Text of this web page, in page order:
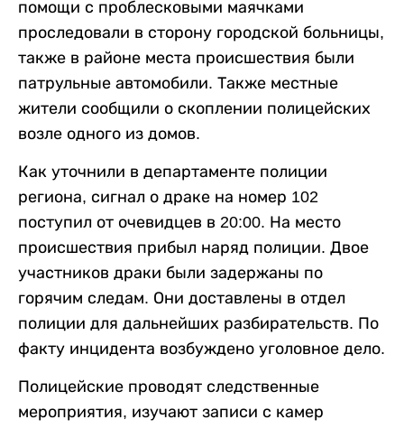
помощи с проблесковыми маячками
проследовали в сторону городской больницы,
также в районе места происшествия были
патрульные автомобили. Также местные
жители сообщили о скоплении полицейских
возле одного из домов.
Как уточнили в департаменте полиции
региона, сигнал о драке на номер 102
поступил от очевидцев в 20:00. На место
происшествия прибыл наряд полиции. Двое
участников драки были задержаны по
горячим следам. Они доставлены в отдел
полиции для дальнейших разбирательств. По
факту инцидента возбуждено уголовное дело.
Полицейские проводят следственные
мероприятия, изучают записи с камер